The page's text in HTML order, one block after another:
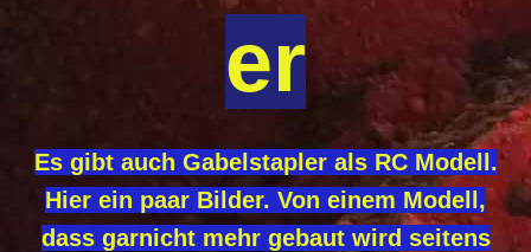
er
Es gibt auch Gabelstapler als RC Modell.
Hier ein paar Bilder. Von einem Modell,
dass garnicht mehr gebaut wird seitens